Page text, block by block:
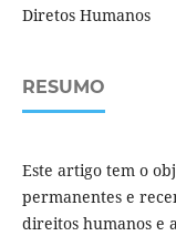
Diretos Humanos
RESUMO
Este artigo tem o
permanentes e
direitos humanos e